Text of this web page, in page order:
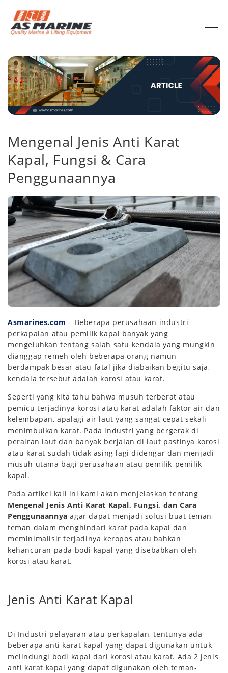
Mengenal Jenis Anti Karat
Kapal, Fungsi & Cara
Penggunaannya
Asmarines.com – Beberapa perusahaan industri
perkapalan atau pemilik kapal banyak yang
mengeluhkan tentang salah satu kendala yang mungkin
dianggap remeh oleh beberapa orang namun
berdampak besar atau fatal jika diabaikan begitu saja,
kendala tersebut adalah korosi atau karat.
Seperti yang kita tahu bahwa musuh terberat atau
pemicu terjadinya korosi atau karat adalah faktor air dan
kelembapan, apalagi air laut yang sangat cepat sekali
menimbulkan karat. Pada industri yang bergerak di
perairan laut dan banyak berjalan di laut pastinya korosi
atau karat sudah tidak asing lagi didengar dan menjadi
musuh utama bagi perusahaan atau pemilik-pemilik
kapal.
Pada artikel kali ini kami akan menjelaskan tentang
Mengenal Jenis Anti Karat Kapal, Fungsi, dan Cara
Penggunaannya agar dapat menjadi solusi buat teman-
teman dalam menghindari karat pada kapal dan
meminimalisir terjadinya keropos atau bahkan
kehancuran pada bodi kapal yang disebabkan oleh
korosi atau karat.
Jenis Anti Karat Kapal
Di Industri pelayaran atau perkapalan, tentunya ada
beberapa anti karat kapal yang dapat digunakan untuk
melindungi bodi kapal dari korosi atau karat. Ada 2 jenis
anti karat kapal yang dapat digunakan oleh teman-